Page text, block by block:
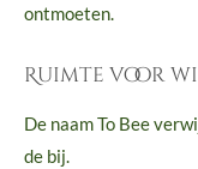
ontmoeten.
Ruimte voor
De naam To Bee
de bij.